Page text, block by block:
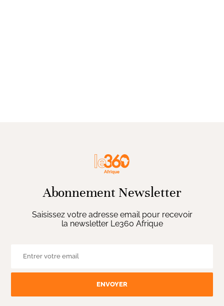
Abonnement Newsletter
Saisissez votre adresse email pour recevoir
la newsletter Le360 Afrique
ENVOYER